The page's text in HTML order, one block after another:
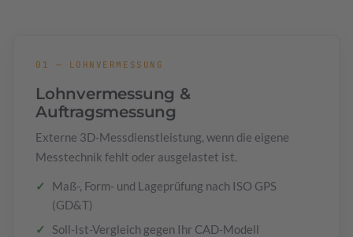
01 — LOHNVERMESSUNG
Lohnvermessung &
Auftragsmessung
Externe 3D-Messdienstleistung, wenn die eigene
Messtechnik fehlt oder ausgelastet ist.
Maß-, Form- und Lageprüfung nach ISO GPS
(GD&T)
Soll-Ist-Vergleich gegen Ihr CAD-Modell